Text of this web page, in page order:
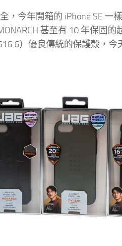
，今年開箱的 iPhone SE
甚至有 10 年保固
）優良傳統的保護殼，今